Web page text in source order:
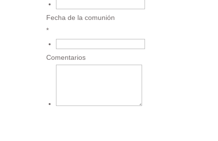
Fecha de la comunión
*
Comentarios